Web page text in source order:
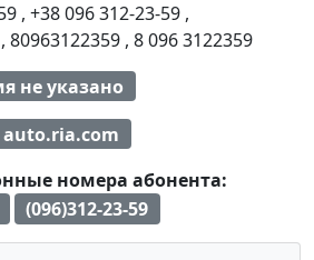
, +38 096 312-23-59 ,
, 80963122359 , 8 096 3122359
не указано
auto.ria.com
номера абонента:
(096)312-23-59